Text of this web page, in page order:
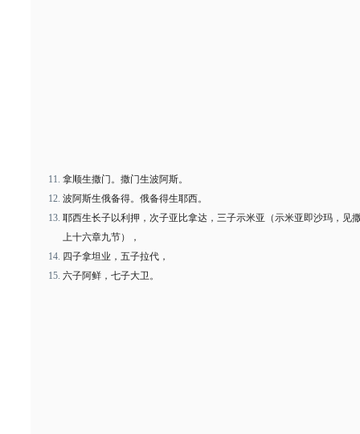
拿顺生撒门。撒门生波阿斯。
波阿斯生俄备得。俄备得生耶西。
耶西生长子以利押，次子亚比拿达，三子示米亚（示米亚即沙玛，见
上十六章九节），
四子拿坦业，五子拉代，
六子阿鲜，七子大卫。